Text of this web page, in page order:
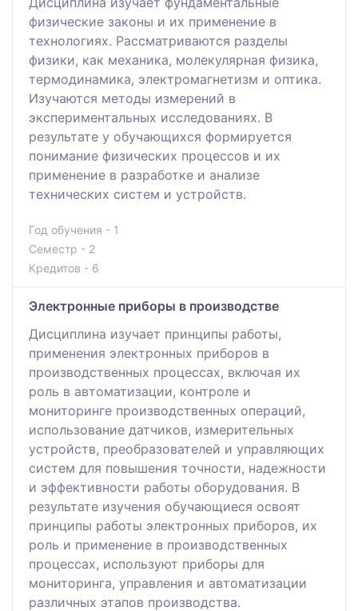
физические законы и их применение в
технологиях. Рассматриваются разделы
физики, как механика, молекулярная физика,
термодинамика, электромагнетизм и оптика.
Изучаются методы измерений в
экспериментальных исследованиях. В
результате у обучающихся формируется
понимание физических процессов и их
применение в разработке и анализе
технических систем и устройств.
Год обучения - 1
Семестр - 2
Кредитов - 6
Электронные приборы в производстве
Дисциплина изучает принципы работы,
применения электронных приборов в
производственных процессах, включая их
роль в автоматизации, контроле и
мониторинге производственных операций,
использование датчиков, измерительных
устройств, преобразователей и управляющих
систем для повышения точности, надежности
и эффективности работы оборудования. В
результате изучения обучающиеся освоят
принципы работы электронных приборов, их
роль и применение в производственных
процессах, используют приборы для
мониторинга, управления и автоматизации
различных этапов производства.